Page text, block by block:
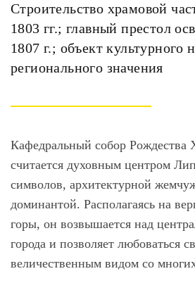
Строительство храмовой
1803 гг.; главный престол
1807 г.; объект культурного
регионального значения
Кафедральный собор Рождества
считается духовным центром
символов, архитектурной
доминантой. Располагаясь на
горы, он возвышается над
города и позволяет любоваться
величественным видом со